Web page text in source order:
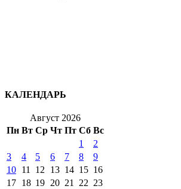
КАЛЕНДАРЬ
Август 2026
Пн Вт Ср Чт Пт Сб Вс
1
2
3
4 5 6 7 8
9
10 11 12 13 14 15 16
17 18 19 20 21 22 23